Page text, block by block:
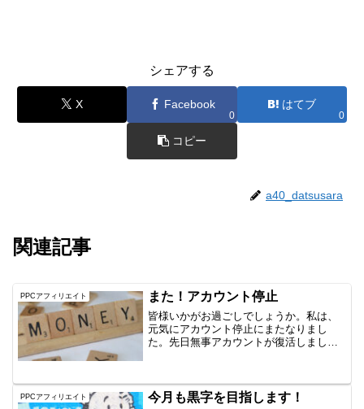
シェアする
X Facebook
0
はてブ
0
コピー
a40_datsusara
関連記事
PPCアフィリエイト また！アカウント停止
皆様いかがお過ごしでしょうか。私は、
元気にアカウント停止にまたなりまし
た。先日無事アカウントが復活しまし
か特に何をしでかしたつもりはなかった
んです。いつもどおり今までの...
PPCアフィリエイト 今月も黒字を目指します！